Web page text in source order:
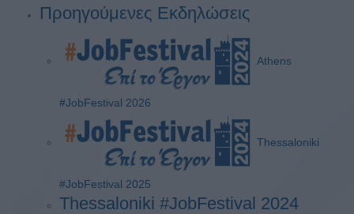
Προηγούμενες Εκδηλώσεις
Athens
#JobFestival 2026
Thessaloniki
#JobFestival 2025
Thessaloniki #JobFestival 2024